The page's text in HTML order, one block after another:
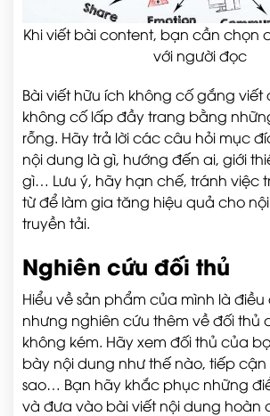
Khi viết bài content, bạn cần chọn
với người đọc
Bài viết hữu ích không cố gắng viết
không cố lấp đầy trang bằng
rỗng. Hãy trả lời các câu hỏi mục
nội dung là gì, hướng đến ai, giới
gì… Lưu ý, hãy hạn chế, tránh việc
từ để làm gia tăng hiệu quả cho
truyền tải.
Nghiên cứu đối thủ
Hiểu về sản phẩm của mình là
nhưng nghiên cứu thêm về đối thủ
không kém. Hãy xem đối thủ của
bày nội dung như thế nào, tiếp
sao… Bạn hãy khắc phục những
và đưa vào bài viết nội dung hoàn